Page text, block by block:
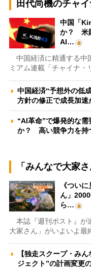
田代尚機のチャ
中国「
か？ 米
AI…
中国経済に精通する中
ミアム連載「チャイナ・
中国経済“予想外の低
方針の修正で成長加
“AI革命”で爆発的な
か？ 高い競争力を持
「みんなで大家
《つい
ん」
ら…
本誌『週刊ポスト』が
大家さん」がいよいよ最
【独走スクープ・み
ジェクト”の計画変更